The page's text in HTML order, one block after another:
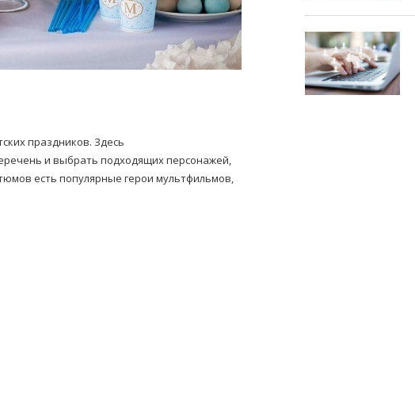
праздников. Здесь
и выбрать подходящих персонажей,
есть популярные герои мультфильмов,